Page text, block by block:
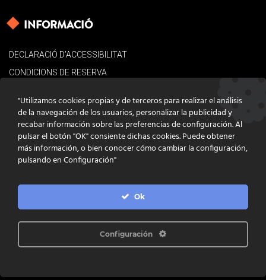
INFORMACIÓ
DECLARACIÓ D’ACCESSIBILITAT
CONDICIONS DE RESERVA
POLÍTICA DE COOKIES
CONTACTE
PROGRAMACIÓ INFOACTIVA'T
"Utilizamos cookies propias y de terceros para realizar el análisis
de la navegación de los usuarios, personalizar la publicidad y
recabar información sobre las preferencias de configuración. Al
pulsar el botón "OK" consiente dichas cookies. Puede obtener
más información, o bien conocer cómo cambiar la configuración,
pulsando en Configuración"
Ok
Configuración